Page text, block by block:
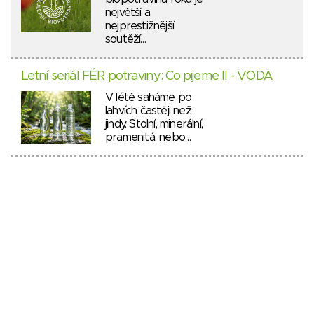
největší a
nejprestižnější
soutěží…
Letní seriál FÉR potraviny: Co pijeme II - VODA
V létě saháme po
lahvích častěji než
jindy. Stolní, minerální,
pramenitá, nebo…